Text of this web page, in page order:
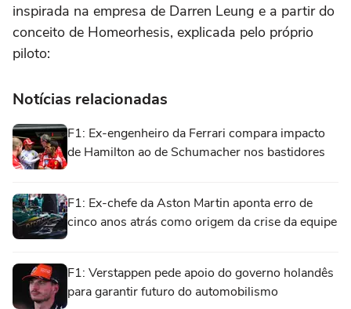
inspirada na empresa de Darren Leung e a partir do
conceito de Homeorhesis, explicada pelo próprio
piloto:
Notícias relacionadas
F1: Ex-engenheiro da Ferrari compara impacto
de Hamilton ao de Schumacher nos bastidores
F1: Ex-chefe da Aston Martin aponta erro de
cinco anos atrás como origem da crise da equipe
F1: Verstappen pede apoio do governo holandês
para garantir futuro do automobilismo